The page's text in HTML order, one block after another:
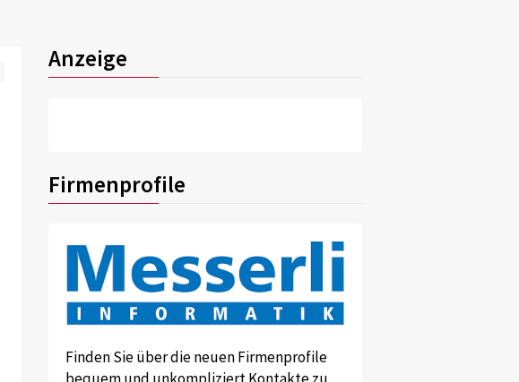
Anzeige
Firmenprofile
Finden Sie über die neuen Firmenprofile